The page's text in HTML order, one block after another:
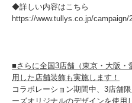
◆詳しい内容はこちら
https://www.tullys.co.jp/campaign/
■さらに全国3店舗（東京・大阪
用した店舗装飾も実施します！
コラボレーション期間中、3店舗
ーズオリジナルのデザインを使用